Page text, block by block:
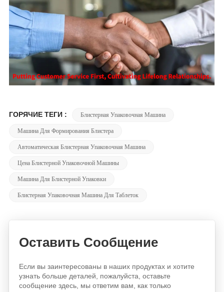
ГОРЯЧИЕ ТЕГИ : Блистерная Упаковочная Машина
Машина Для Формирования Блистера
Автоматическая Блистерная Упаковочная Машина
Цена Блистерной Упаковочной Машины
Машина Для Блистерной Упаковки
Блистерная Упаковочная Машина Для Таблеток
Оставить Сообщение
Если вы заинтересованы в наших продуктах и хотите
узнать больше деталей, пожалуйста, оставьте
сообщение здесь, мы ответим вам, как только